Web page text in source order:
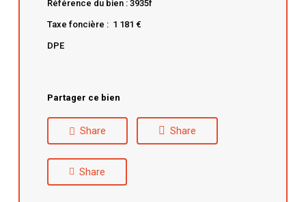
Référence du bien : 3935f
Taxe foncière : 1 181 €
DPE
Partager ce bien
Share Share
Share